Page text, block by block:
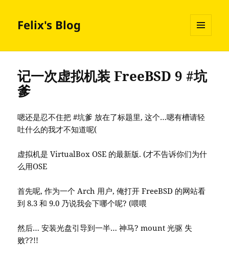
Felix's Blog
AND
记一次虚拟机装 FreeBSD 9 #坑
爹
嗯还是忍不住把 #坑爹 放在了标题里, 这个…嗯有槽请轻
吐什么的我才不知道呢(
虚拟机是 VirtualBox OSE 的最新版. (才不告诉你们为什
么用OSE
首先呢, 作为一个 Arch 用户, 俺打开 FreeBSD 的网站看
到 8.3 和 9.0 乃说我会下哪个呢? (喂喂
然后… 安装光盘引导到一半… 神马? mount 光驱 失
败??!!